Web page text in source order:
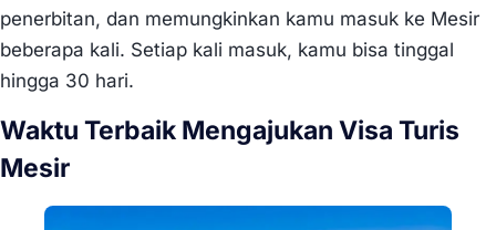
penerbitan, dan memungkinkan kamu masuk ke Mesir
beberapa kali. Setiap kali masuk, kamu bisa tinggal
hingga 30 hari.
Waktu Terbaik Mengajukan Visa Turis
Mesir